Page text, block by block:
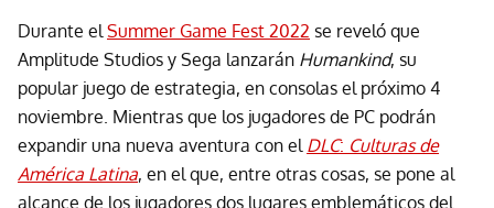
Durante el Summer Game Fest 2022 se reveló que
Amplitude Studios y Sega lanzarán Humankind, su
popular juego de estrategia, en consolas el próximo 4
noviembre. Mientras que los jugadores de PC podrán
expandir una nueva aventura con el DLC: Culturas de
América Latina, en el que, entre otras cosas, se pone al
alcance de los jugadores dos lugares emblemáticos del